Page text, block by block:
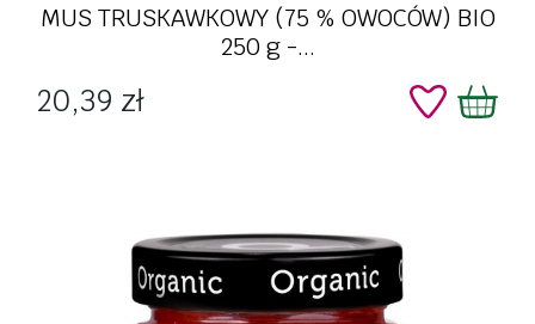
MUS TRUSKAWKOWY (75 % OWOCÓW) BIO
250 g -...
Cena
20,39 zł